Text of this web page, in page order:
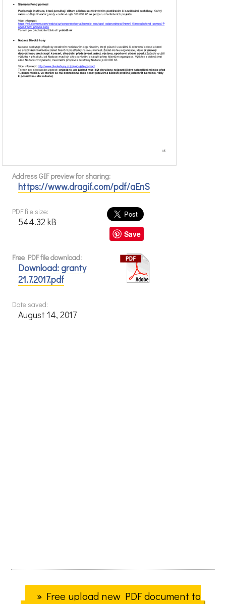
Address GIF preview for sharing:
https://www.dragif.com/pdf/aEnS
Save
PDF file size:
544.32 kB
Free PDF file download:
Download: granty
21.7.2017.pdf
Date saved:
August 14, 2017
» Free upload new PDF document to